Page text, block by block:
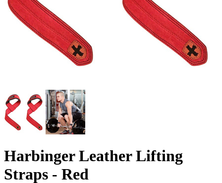
Harbinger Leather Lifting
Straps - Red